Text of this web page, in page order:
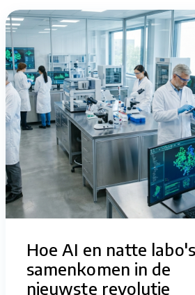
Hoe AI en natte labo's
samenkomen in de
nieuwste revolutie